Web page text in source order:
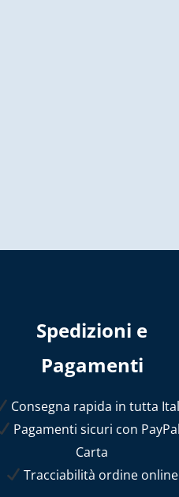
Spedizioni e
Pagamenti
Consegna rapida in tutta
Pagamenti sicuri con
Carta
Tracciabilità ordine online